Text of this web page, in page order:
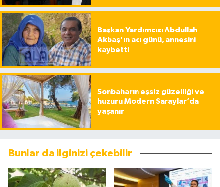
Başkan Yardımcısı Abdullah
Akbaş’ın acı günü, annesini
kaybetti
Sonbaharın eşsiz güzelliği ve
huzuru Modern Saraylar’da
yaşanır
Bunlar da ilginizi çekebilir